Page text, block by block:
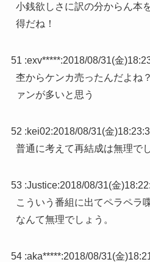
小銭欲しさに訳の分からん本
得だね！
51 :exv*****:2018/08/31(金
杢からケンカ売ったんだよね
ァンが多いと思う
52 :kei02:2018/08/31(金
普通に考えて再結成は無理で
53 :Justice:2018/08/31(金
こういう番組に出てペラペラ
なんて無理でしょう。
54 :aka*****:2018/08/31(金